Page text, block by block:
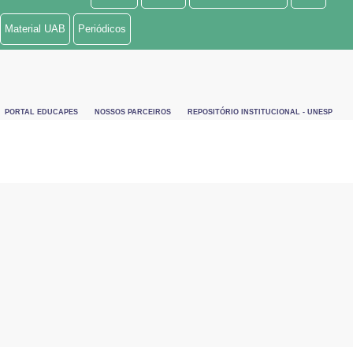
Material UAB Periódicos
PORTAL EDUCAPES NOSSOS PARCEIROS REPOSITÓRIO INSTITUCIONAL - UNESP